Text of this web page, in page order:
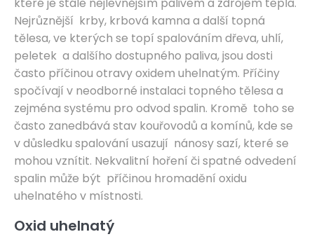
Nejrůznější krby, krbová kamna a další topná
tělesa, ve kterých se topí spalováním dřeva, uhlí,
peletek a dalšího dostupného paliva, jsou dosti
často příčinou otravy oxidem uhelnatým. Příčiny
spočívají v neodborné instalaci topného tělesa a
zejména systému pro odvod spalin. Kromě toho se
často zanedbává stav kouřovodů a komínů, kde se
v důsledku spalování usazují nánosy sazí, které se
mohou vznítit. Nekvalitní hoření či spatné odvedení
spalin může být příčinou hromadění oxidu
uhelnatého v místnosti.
Oxid uhelnatý